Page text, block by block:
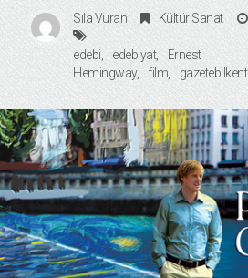
Sıla Vuran Kültür Sanat
edebi edebiyat
Ernest
Hemingway
film gazetebilkent